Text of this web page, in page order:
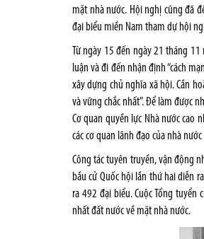
mặt nhà nước. Hội nghị cũng đã
đại biểu miền Nam tham dự hội
Từ ngày 15 đến ngày 21 tháng
luận và đi đến nhận định “cách
xây dựng chủ nghĩa xã hội. Cần
và vững chắc nhất”. Để làm được
Cơ quan quyền lực Nhà nước cao
các cơ quan lãnh đạo của nhà
Công tác tuyên truyền, vận động
bầu cử Quốc hội lần thứ hai diễn
ra 492 đại biểu. Cuộc Tổng
nhất đất nước về mặt nhà nước.